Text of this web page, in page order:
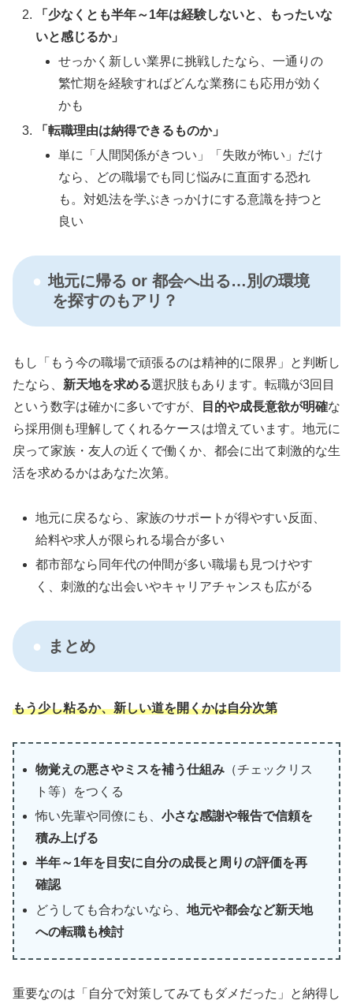
「少なくとも半年～1年は経験しないと、もったいな
いと感じるか」
せっかく新しい業界に挑戦したなら、一通りの
繁忙期を経験すればどんな業務にも応用が効く
かも
「転職理由は納得できるものか」
単に「人間関係がきつい」「失敗が怖い」だけ
なら、どの職場でも同じ悩みに直面する恐れ
も。対処法を学ぶきっかけにする意識を持つと
良い
地元に帰る or 都会へ出る…別の環境
を探すのもアリ？
もし「もう今の職場で頑張るのは精神的に限界」と判断し
たなら、 新天地を求める選択肢もあります。転職が3回目
という数字は確かに多いですが、
目的や成長意欲が明確な
ら採用側も理解してくれるケースは増えています。地元に
戻って家族・友人の近くで働くか、都会に出て刺激的な生
活を求めるかはあなた次第。
地元に戻るなら、家族のサポートが得やすい反面、
給料や求人が限られる場合が多い
都市部なら同年代の仲間が多い職場も見つけやす
く、刺激的な出会いやキャリアチャンスも広がる
まとめ
もう少し粘るか、新しい道を開くかは自分次第
物覚えの悪さやミスを補う仕組み （チェックリス
ト等）をつくる
怖い先輩や同僚にも、小さな感謝や報告で信頼を
積み上げる
半年～1年を目安に自分の成長と周りの評価を再
確認
どうしても合わないなら、地元や都会など新天地
への転職も検討
重要なのは「自分で対策してみてもダメだった」と納得し